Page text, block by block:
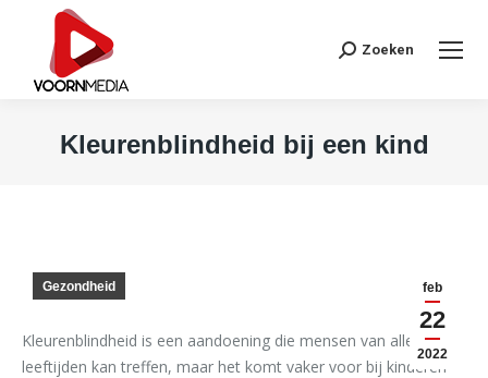
Search:Zoeken
Kleurenblindheid bij een kind
feb
22
2022
Gezondheid
Kleurenblindheid is een aandoening die mensen van alle
leeftijden kan treffen, maar het komt vaker voor bij kinderen